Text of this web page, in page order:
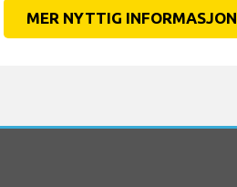
MER NYTTIG INFORMASJON